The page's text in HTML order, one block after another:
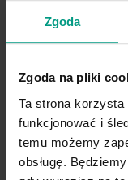
Zgoda
Zgoda na pliki
Ta strona
funkcjonować i
temu możemy
obsługę.
Wygodny
Kupuj
PORTA
rozwiązania
wybierzesz.